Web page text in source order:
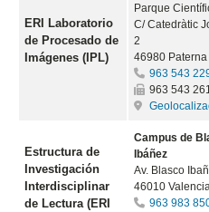
ERI Laboratorio
de Procesado de
Imágenes (IPL)
Parque
C/ Catedràtic
2
46980
963 543
963 543
Estructura de
Investigación
Interdisciplinar
de Lectura (ERI
Campus de
Ibáñez
Av. Blasco
46010
963 983